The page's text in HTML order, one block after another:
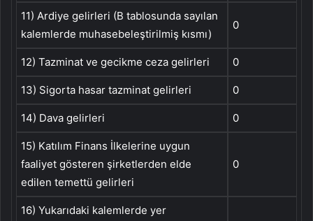
11) Ardiye gelirleri (B tablosunda sayılan
kalemlerde muhasebeleştirilmiş kısmı)
0
12) Tazminat ve gecikme ceza gelirleri 0
13) Sigorta hasar tazminat gelirleri 0
14) Dava gelirleri 0
15) Katılım Finans İlkelerine uygun
faaliyet gösteren şirketlerden elde
edilen temettü gelirleri
0
16) Yukarıdaki kalemlerde yer